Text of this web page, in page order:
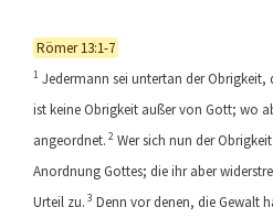
Römer 13:1-7
1 Jedermann sei untertan der Obrigkeit,
ist keine Obrigkeit außer von Gott; wo
angeordnet. 2 Wer sich nun der
Anordnung Gottes; die ihr aber
Urteil zu. 3 Denn vor denen, die Gewalt